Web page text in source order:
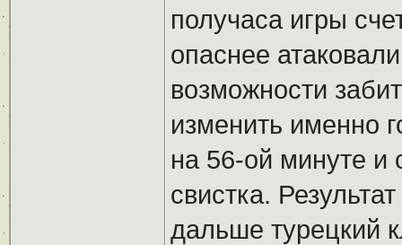
получаса игры
опаснее
возможности
изменить именно
на 56-ой минуте и
свистка.
дальше турецкий